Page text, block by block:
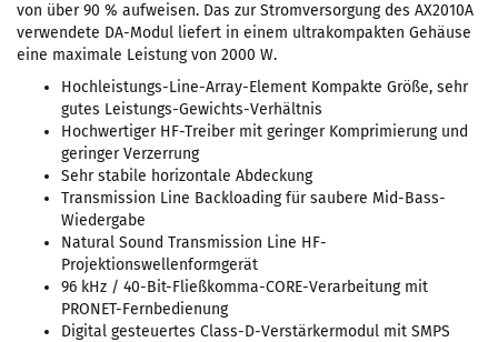
von über 90 % aufweisen. Das zur Stromversorgung des AX2010A
verwendete DA-Modul liefert in einem ultrakompakten Gehäuse
eine maximale Leistung von 2000 W.
Hochleistungs-Line-Array-Element Kompakte Größe, sehr
gutes Leistungs-Gewichts-Verhältnis
Hochwertiger HF-Treiber mit geringer Komprimierung und
geringer Verzerrung
Sehr stabile horizontale Abdeckung
Transmission Line Backloading für saubere Mid-Bass-
Wiedergabe
Natural Sound Transmission Line HF-
Projektionswellenformgerät
96 kHz / 40-Bit-Fließkomma-CORE-Verarbeitung mit
PRONET-Fernbedienung
Digital gesteuertes Class-D-Verstärkermodul mit SMPS